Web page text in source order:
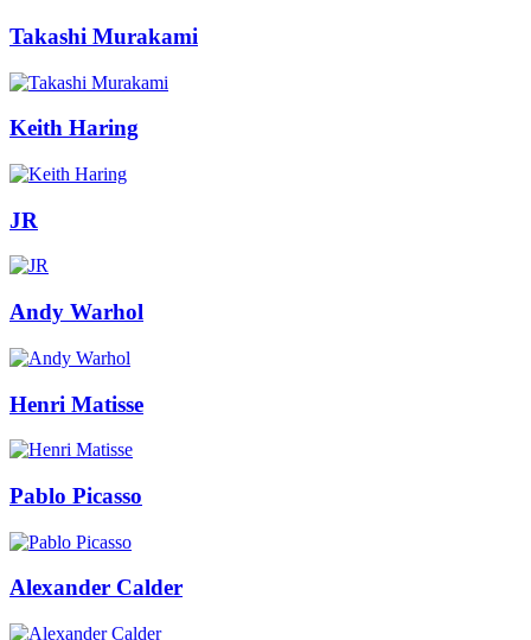
Takashi Murakami
Keith Haring
JR
Andy Warhol
Henri Matisse
Pablo Picasso
Alexander Calder